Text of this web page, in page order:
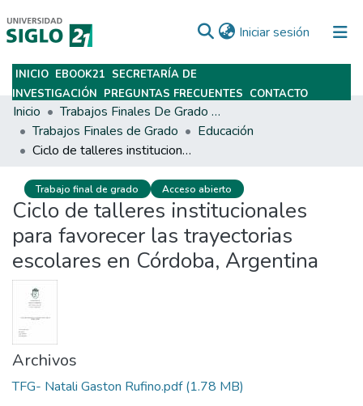
Iniciar sesión (current)
Subir
INICIO EBOOK21 SECRETARÍA DE
INVESTIGACIÓN PREGUNTAS FRECUENTES CONTACTO
Inicio
Trabajos Finales De Grado Y Posgrado
Trabajos Finales de Grado
Educación
Ciclo de talleres institucionales para favorecer las trayectorias escolares en Córdoba, Argentina
Trabajo final de grado Acceso abierto
Ciclo de talleres institucionales
para favorecer las trayectorias
escolares en Córdoba, Argentina
Archivos
TFG- Natali Gaston Rufino.pdf(1.78 MB)